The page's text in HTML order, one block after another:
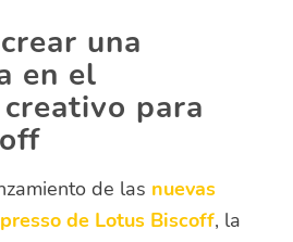
una
en el
para
de las nuevas
de Lotus Biscoff, la